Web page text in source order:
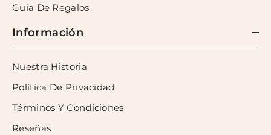
Guía De Regalos
Información
Nuestra Historia
Política De Privacidad
Términos Y Condiciones
Reseñas